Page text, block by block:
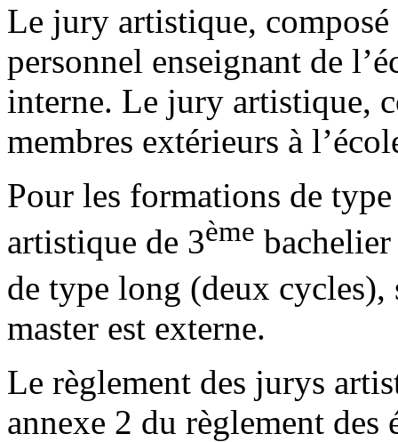
Le jury artistique,
personnel enseignant de
interne. Le jury artistique,
membres extérieurs à
Pour les formations de
artistique de 3ème
de type long (deux
master est externe.
Le règlement des jurys
annexe 2 du règlement des